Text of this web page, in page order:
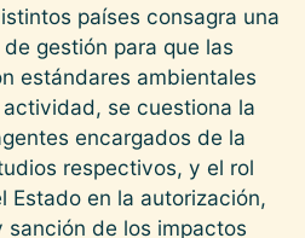
países consagra una
gestión para que las
estándares ambientales
se cuestiona la
encargados de la
respectivos, y el rol
Estado en la autorización,
sanción de los impactos